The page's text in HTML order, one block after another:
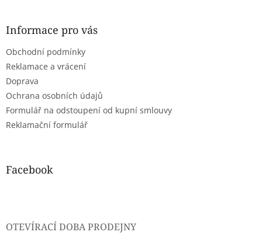
Informace pro vás
Obchodní podmínky
Reklamace a vrácení
Doprava
Ochrana osobních údajů
Formulář na odstoupení od kupní smlouvy
Reklamační formulář
Facebook
OTEVÍRACÍ DOBA PRODEJNY